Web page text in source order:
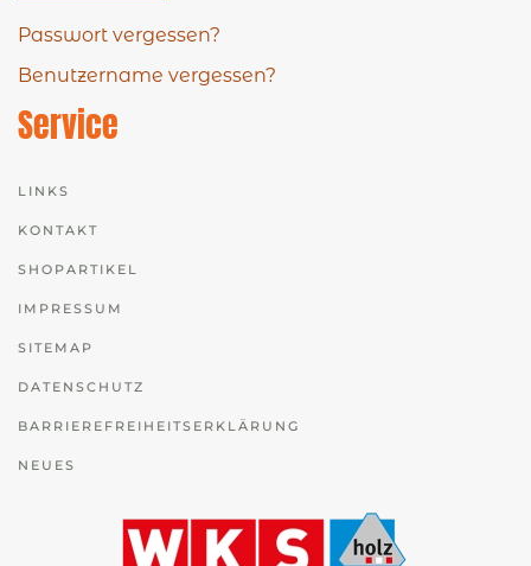
Passwort vergessen?
Benutzername vergessen?
Service
LINKS
KONTAKT
SHOPARTIKEL
IMPRESSUM
SITEMAP
DATENSCHUTZ
BARRIEREFREIHEITSERKLÄRUNG
NEUES